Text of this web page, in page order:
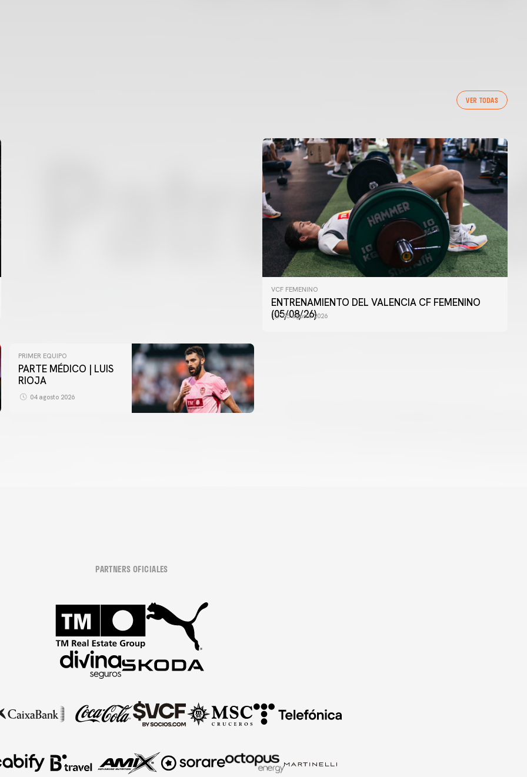
VER TODAS
VCF FEMENINO
ENTRENAMIENTO DEL VALENCIA CF FEMENINO
(05/08/26)
05 agosto 2026
PRIMER EQUIPO
PARTE MÉDICO | LUIS
RIOJA
04 agosto 2026
VCF FEMENINO
ENTRENAMIENTO DEL VALENCIA CF FEMENINO
(04/08/26)
PARTNERS OFICIALES